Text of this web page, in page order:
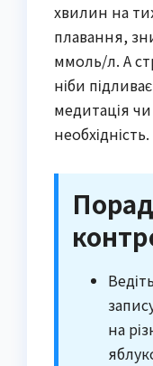
хвилин на
плавання,
ммоль/л. А
ніби
медитація
необхідність.
на